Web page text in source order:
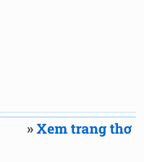
»Xem trang thơ